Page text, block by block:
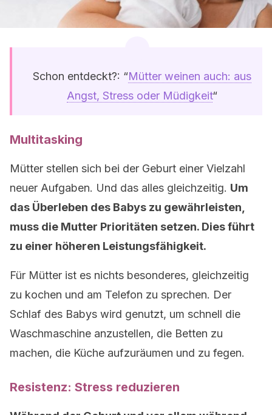
Schon entdeckt?: “Mütter weinen auch: aus
Angst, Stress oder Müdigkeit“
Multitasking
Mütter stellen sich bei der Geburt einer Vielzahl
neuer Aufgaben. Und das alles gleichzeitig. Um
das Überleben des Babys zu gewährleisten,
muss die Mutter Prioritäten setzen. Dies führt
zu einer höheren Leistungsfähigkeit.
Für Mütter ist es nichts besonderes, gleichzeitig
zu kochen und am Telefon zu sprechen. Der
Schlaf des Babys wird genutzt, um schnell die
Waschmaschine anzustellen, die Betten zu
machen, die Küche aufzuräumen und zu fegen.
Resistenz: Stress reduzieren